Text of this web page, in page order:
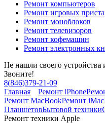
Ремонт компьютеров
Ремонт игровых
Ремонт моноблоков
Ремонт телевизоров
Ремонт кофемашин
Ремонт электронных
Не нашли своего
Звоните!
8(846)379-21-09
Главная
Ремонт iPhone
Ремонт MacBookРемонт iMac
ПланшетовБытовой техники
Ремонт техники Apple